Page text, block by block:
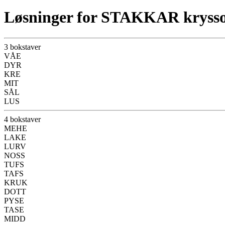
Løsninger for STAKKAR
3 bokstaver
VÅE
DYR
KRE
MIT
SÅL
LUS
4 bokstaver
MEHE
LAKE
LURV
NOSS
TUFS
TAFS
KRUK
DOTT
PYSE
TASE
MIDD